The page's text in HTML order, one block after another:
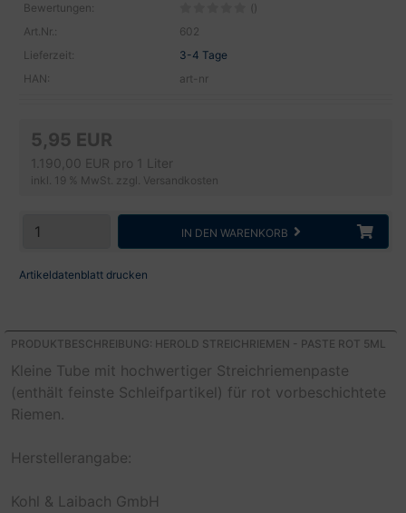
Bewertungen:
()
Art.Nr.:
602
Lieferzeit:
3-4 Tage
HAN:
art-nr
5,95 EUR
1.190,00 EUR pro 1 Liter
inkl. 19 % MwSt. zzgl. Versandkosten
IN DEN WARENKORB
Artikeldatenblatt drucken
PRODUKTBESCHREIBUNG: HEROLD STREICHRIEMEN - PASTE ROT 5ML
Kleine Tube mit hochwertiger Streichriemenpaste
(enthält feinste Schleifpartikel) für rot vorbeschichtete
Riemen.
Herstellerangabe:
Kohl & Laibach GmbH